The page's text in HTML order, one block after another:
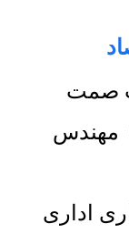
صمت
مهندس
اداری